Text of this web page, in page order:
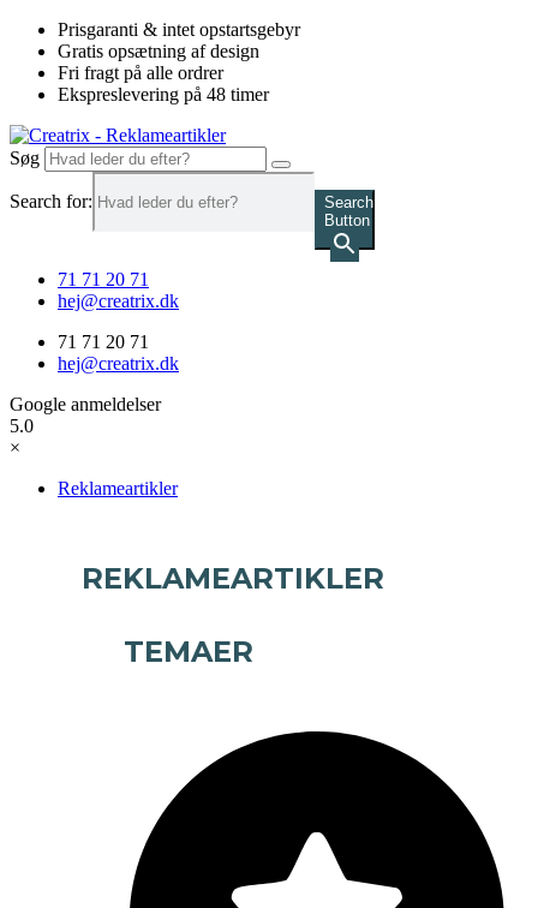
Videre
indhold
Prisgaranti & intet opstartsgebyr
Gratis opsætning af design
Fri fragt på alle ordrer
Ekspreslevering på 48 timer
Søg
Search for:
Search
Button
71 71 20 71
hej@creatrix.dk
71 71 20 71
hej@creatrix.dk
Google anmeldelser
5.0
×
Reklameartikler
REKLAMEARTIKLER
TEMAER